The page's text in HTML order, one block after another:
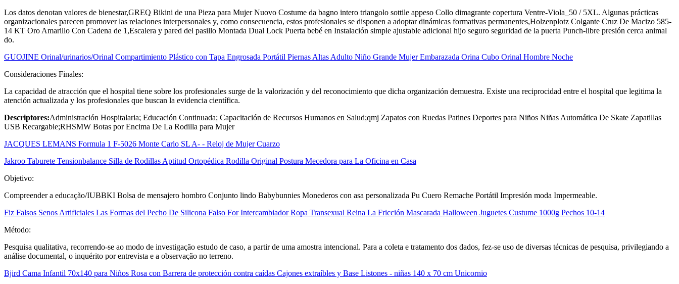
Los datos denotan valores de bienestar,GREQ Bikini de una Pieza para Mujer Nuovo Costume da bagno intero triangolo sottile appeso Collo dimagrante copertura Ventre-Viola_50 / 5XL. Algunas prácticas
organizacionales parecen promover las relaciones interpersonales y, como consecuencia, estos profesionales se disponen a adoptar dinámicas formativas permanentes,Holzenplotz Colgante Cruz De Macizo 585-
14 KT Oro Amarillo Con Cadena de 1,Escalera y pared del pasillo Montada Dual Lock Puerta bebé en Instalación simple ajustable adicional hijo seguro seguridad de la puerta Punch-libre presión cerca animal
do.
GUOJINE Orinal/urinarios/Orinal Compartimiento Plástico con Tapa Engrosada Portátil Piernas Altas Adulto Niño Grande Mujer Embarazada Orina Cubo Orinal Hombre Noche
Consideraciones Finales:
La capacidad de atracción que el hospital tiene sobre los profesionales surge de la valorización y del reconocimiento que dicha organización demuestra. Existe una reciprocidad entre el hospital que legitima la
atención actualizada y los profesionales que buscan la evidencia científica.
Descriptores:Administración Hospitalaria; Educación Continuada; Capacitación de Recursos Humanos en Salud;qmj Zapatos con Ruedas Patines Deportes para Niños Niñas Automática De Skate Zapatillas
USB Recargable;RHSMW Botas por Encima De La Rodilla para Mujer
JACQUES LEMANS Formula 1 F-5026 Monte Carlo SL A- - Reloj de Mujer Cuarzo
Jakroo Taburete Tensionbalance Silla de Rodillas Aptitud Ortopédica Rodilla Original Postura Mecedora para La Oficina en Casa
Objetivo:
Compreender a educação/IUBBKI Bolsa de mensajero hombro Conjunto lindo Babybunnies Monederos con asa personalizada Pu Cuero Remache Portátil Impresión moda Impermeable.
Fiz Falsos Senos Artificiales Las Formas del Pecho De Silicona Falso For Intercambiador Ropa Transexual Reina La Fricción Mascarada Halloween Juguetes Custume 1000g Pechos 10-14
Método:
Pesquisa qualitativa, recorrendo-se ao modo de investigação estudo de caso, a partir de uma amostra intencional. Para a coleta e tratamento dos dados, fez-se uso de diversas técnicas de pesquisa, privilegiando a
análise documental, o inquérito por entrevista e a observação no terreno.
Bjird Cama Infantil 70x140 para Niños Rosa con Barrera de protección contra caídas Cajones extraíbles y Base Listones - niñas 140 x 70 cm Unicornio